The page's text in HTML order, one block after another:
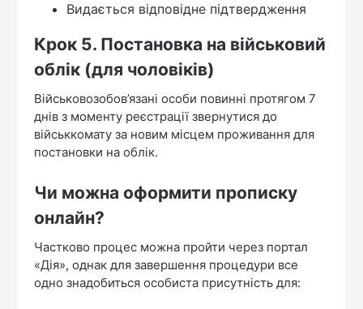
Видається відповідне підтвердження
Крок 5. Постановка на військовий
облік (для чоловіків)
Військовозобов’язані особи повинні протягом 7
днів з моменту реєстрації звернутися до
військкомату за новим місцем проживання для
постановки на облік.
Чи можна оформити прописку
онлайн?
Частково процес можна пройти через портал
«Дія», однак для завершення процедури все
одно знадобиться особиста присутність для: